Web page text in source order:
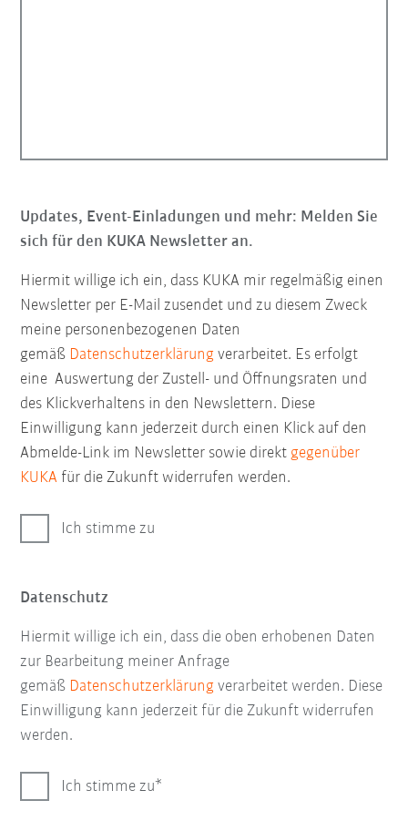
Updates, Event-Einladungen und mehr: Melden Sie
sich für den KUKA Newsletter an.
Hiermit willige ich ein, dass KUKA mir regelmäßig einen
Newsletter per E-Mail zusendet und zu diesem Zweck
meine personenbezogenen Daten
gemäß Datenschutzerklärung verarbeitet. Es erfolgt
eine Auswertung der Zustell- und Öffnungsraten und
des Klickverhaltens in den Newslettern. Diese
Einwilligung kann jederzeit durch einen Klick auf den
Abmelde-Link im Newsletter sowie direktgegenüber
KUKA für die Zukunft widerrufen werden.
Ich stimme zu
Datenschutz
Hiermit willige ich ein, dass die oben erhobenen Daten
zur Bearbeitung meiner Anfrage
gemäß Datenschutzerklärung verarbeitet werden. Diese
Einwilligung kann jederzeit für die Zukunft widerrufen
werden.
Ich stimme zu